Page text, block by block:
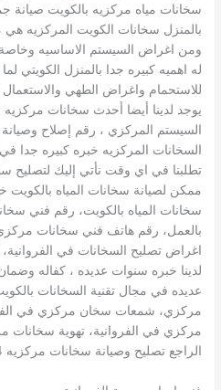
سخانات مياه مركزيه بالكويت صيانة
بالمنزل سخانات الكويت المركزيه
ومن اغراض السيستم الاساسيه وخاصة
له اهميه كبيره جدا بالمنزل الكويتي لما
للاستحمام واغراض الطهي والاستعمال
يوجد لدينا أيضا أحدث سخانات
السيستم المركزي ، رقم إصلاح
السخانات المركزيه خبره كبيره جدا
تطلبنا في اي وقت نأتي إليك
ممكن لصيانة سخانات المياه
سخانات المياه بالكويت، رقم فني
بالعمل، رقم هاتف فني سخانات مركزي
اغراض تصليح السخانات في
لدينا خبره سنوات عديده ، كفاله
عديده في مجال تقنية السخانات
مركزي، شمعات سخان مركزي في
مركزي في الفروانية، تهوية سخانات
الراجع تصليح وصيانة سخانات مركزيه 24ساعه في الفروانية